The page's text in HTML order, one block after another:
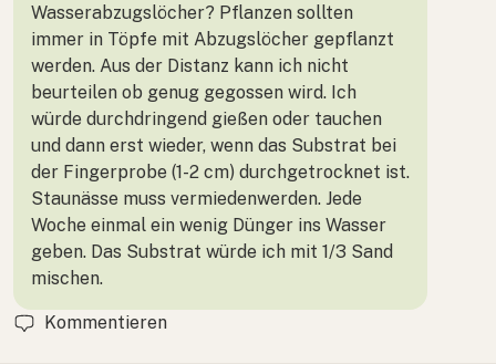
Wasserabzugslöcher? Pflanzen sollten
immer in Töpfe mit Abzugslöcher gepflanzt
werden. Aus der Distanz kann ich nicht
beurteilen ob genug gegossen wird. Ich
würde durchdringend gießen oder tauchen
und dann erst wieder, wenn das Substrat bei
der Fingerprobe (1-2 cm) durchgetrocknet ist.
Staunässe muss vermiedenwerden. Jede
Woche einmal ein wenig Dünger ins Wasser
geben. Das Substrat würde ich mit 1/3 Sand
mischen.
Kommentieren